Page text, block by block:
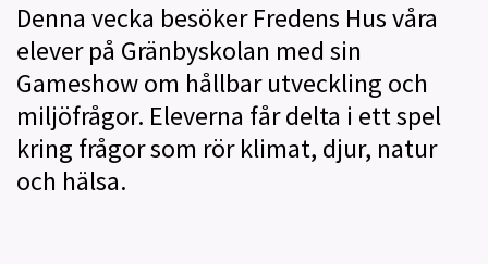
Denna vecka besöker Fredens Hus våra
elever på Gränbyskolan med sin
Gameshow om hållbar utveckling och
miljöfrågor. Eleverna får delta i ett spel
kring frågor som rör klimat, djur, natur
och hälsa.